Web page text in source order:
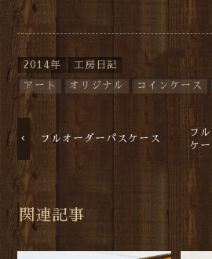
2014年 工房日記
アート オリジナル コインケース
フルオーダーパスケース
フ
ケー
関連記事